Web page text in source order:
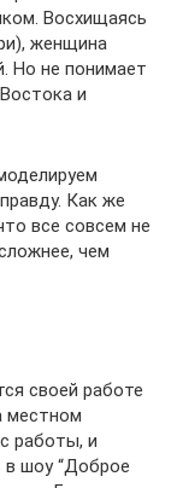
Восхищаясь
женщина
Но не понимает
и
Как же
все совсем не
чем
своей работе
местном
работы, и
в шоу “Доброе